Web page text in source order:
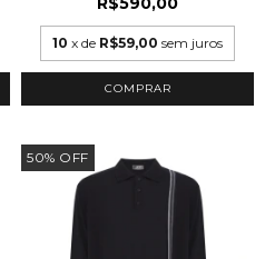
10 x de R$59,00 sem juros
COMPRAR
50% OFF